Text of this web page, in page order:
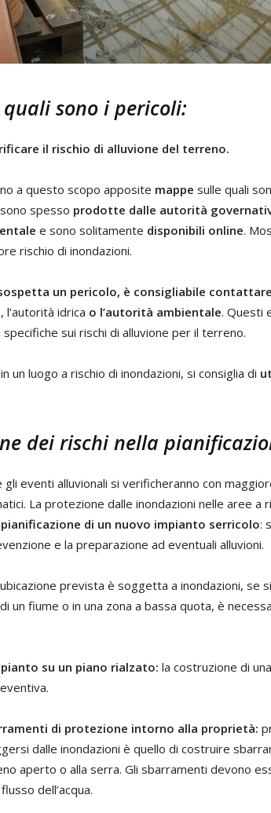
quali sono i pericoli:
il rischio di alluvione del terreno.
a questo scopo apposite mappe sulle quali
spesso prodotte dalle autorità
e sono solitamente disponibili online.
rischio di inondazioni.
un pericolo, è consigliabile
idrica o l’autorità ambientale. Questi
sui rischi di alluvione per il terreno.
un luogo a rischio di inondazioni, si consiglia di
dei rischi nella
gli eventi alluvionali si verificheranno con
La protezione dalle inondazioni nelle aree a
pianificazione di un nuovo impianto serricolo:
e la preparazione ad eventuali alluvioni.
prevista è soggetta a inondazioni, se
un fiume o in una zona a bassa quota, è
su un piano rialzato: la costruzione di
di protezione intorno alla proprietà:
dalle inondazioni è quello di costruire
aperto o alla serra. Gli sbarramenti devono
dell’acqua.